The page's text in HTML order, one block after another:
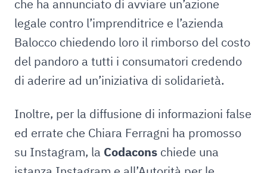
che ha annunciato di avviare un’azione
legale contro l’imprenditrice e l’azienda
Balocco chiedendo loro il rimborso del costo
del pandoro a tutti i consumatori credendo
di aderire ad un’iniziativa di solidarietà.
Inoltre, per la diffusione di informazioni false
ed errate che Chiara Ferragni ha promosso
su Instagram, la Codacons chiede una